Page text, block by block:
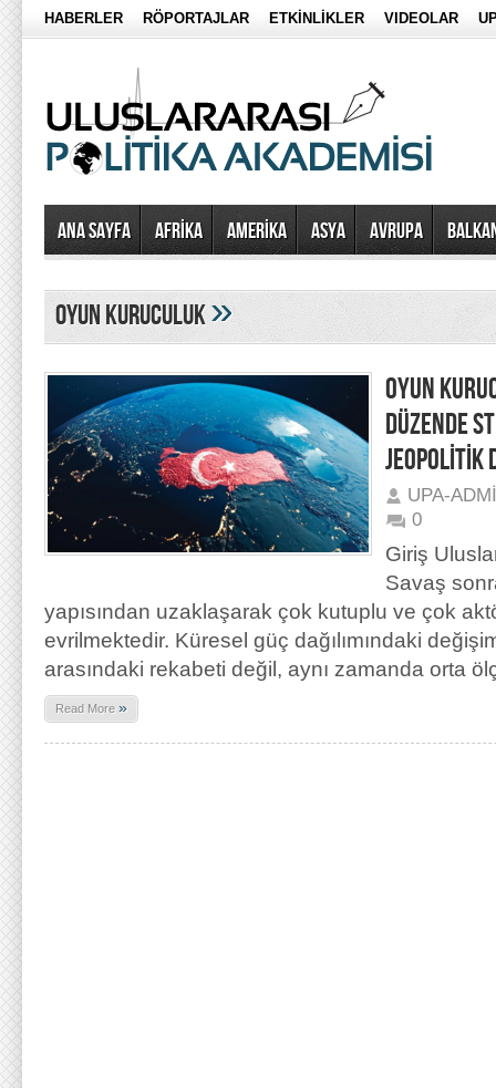
HABERLER RÖPORTAJLAR ETKİNLİKLER VIDEOLAR
Ana Sayfa AFRİKA AMERİKA ASYA AVRUPA
oyun kuruculuk»
OYUN
DÜZENDE
JEOPOLİTİK
UPA-
0
Giriş
Savaş
yapısından uzaklaşarak çok kutuplu ve çok
evrilmektedir. Küresel güç dağılımındaki
arasındaki rekabeti değil, aynı zamanda orta
Read More »